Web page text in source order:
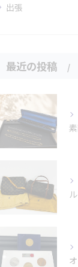
出張
最近の投稿